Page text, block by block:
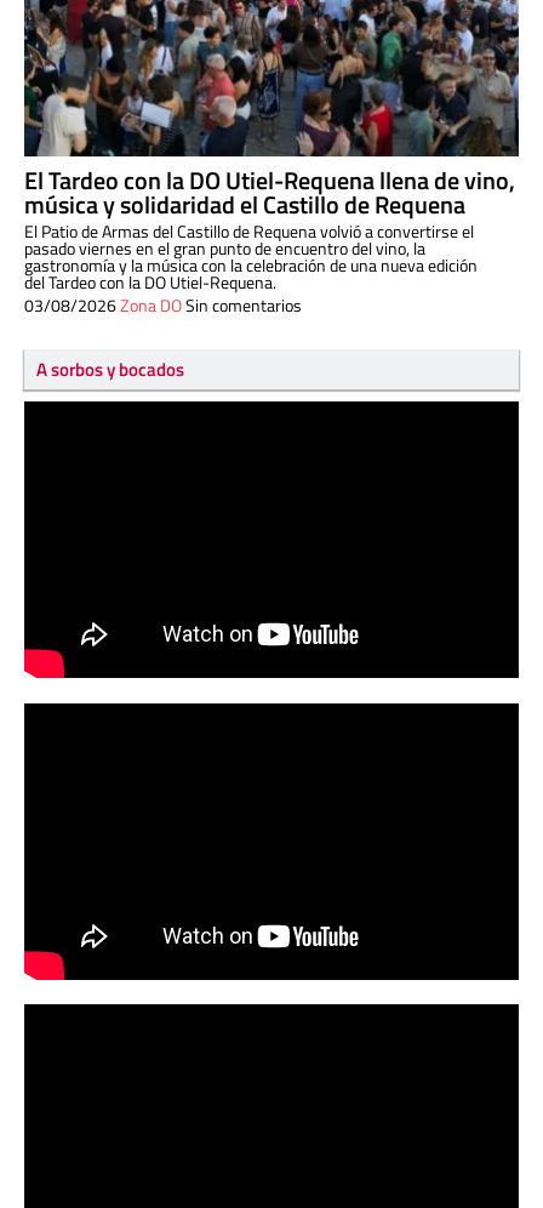
El Tardeo con la DO Utiel-Requena llena de vino,
música y solidaridad el Castillo de Requena
El Patio de Armas del Castillo de Requena volvió a convertirse el
pasado viernes en el gran punto de encuentro del vino, la
gastronomía y la música con la celebración de una nueva edición
del Tardeo con la DO Utiel-Requena.
03/08/2026Zona DOSin comentarios
A sorbos y bocados